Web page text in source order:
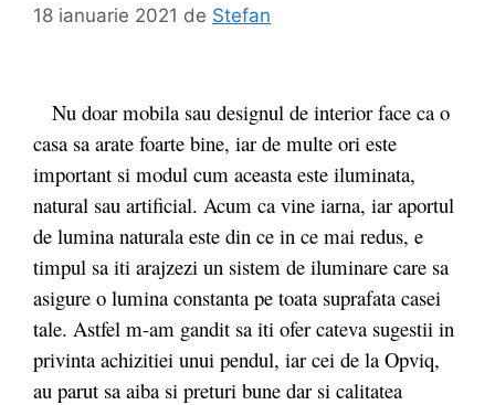
18 ianuarie 2021 de Stefan
Nu doar mobila sau designul de interior face ca o
casa sa arate foarte bine, iar de multe ori este
important si modul cum aceasta este iluminata,
natural sau artificial. Acum ca vine iarna, iar aportul
de lumina naturala este din ce in ce mai redus, e
timpul sa iti arajzezi un sistem de iluminare care sa
asigure o lumina constanta pe toata suprafata casei
tale. Astfel m-am gandit sa iti ofer cateva sugestii in
privinta achizitiei unui pendul, iar cei de la Opviq,
au parut sa aiba si preturi bune dar si calitatea